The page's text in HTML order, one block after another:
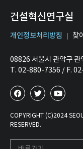
건설혁신연구실
개인정보처리방침 찾
08826 서울시 관악구 관
T. 02-880-7356 / F.
COPYRIGHT (C)2024
RESERVED.